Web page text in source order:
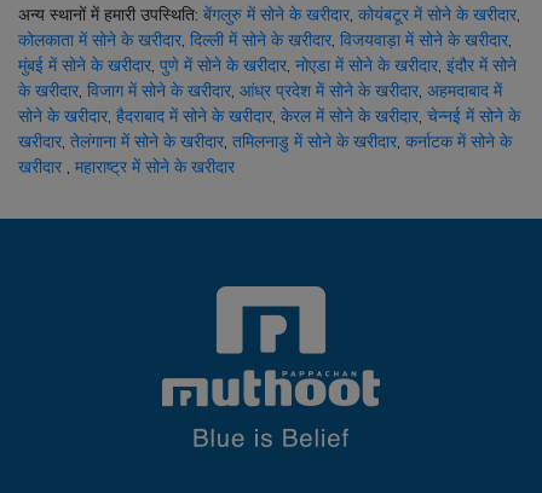
अन्य स्थानों में हमारी उपस्थिति: बेंगलुरु में सोने के खरीदार, कोयंबटूर में सोने के खरीदार,
कोलकाता में सोने के खरीदार, दिल्ली में सोने के खरीदार, विजयवाड़ा में सोने के खरीदार,
मुंबई में सोने के खरीदार, पुणे में सोने के खरीदार, नोएडा में सोने के खरीदार, इंदौर में सोने
के खरीदार, विजाग में सोने के खरीदार, आंध्र प्रदेश में सोने के खरीदार, अहमदाबाद में
सोने के खरीदार, हैदराबाद में सोने के खरीदार, केरल में सोने के खरीदार, चेन्नई में सोने के
खरीदार, तेलंगाना में सोने के खरीदार, तमिलनाडु में सोने के खरीदार, कर्नाटक में सोने के
खरीदार , महाराष्ट्र में सोने के खरीदार